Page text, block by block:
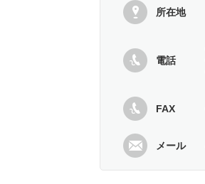
所在地
電話
FAX
メール